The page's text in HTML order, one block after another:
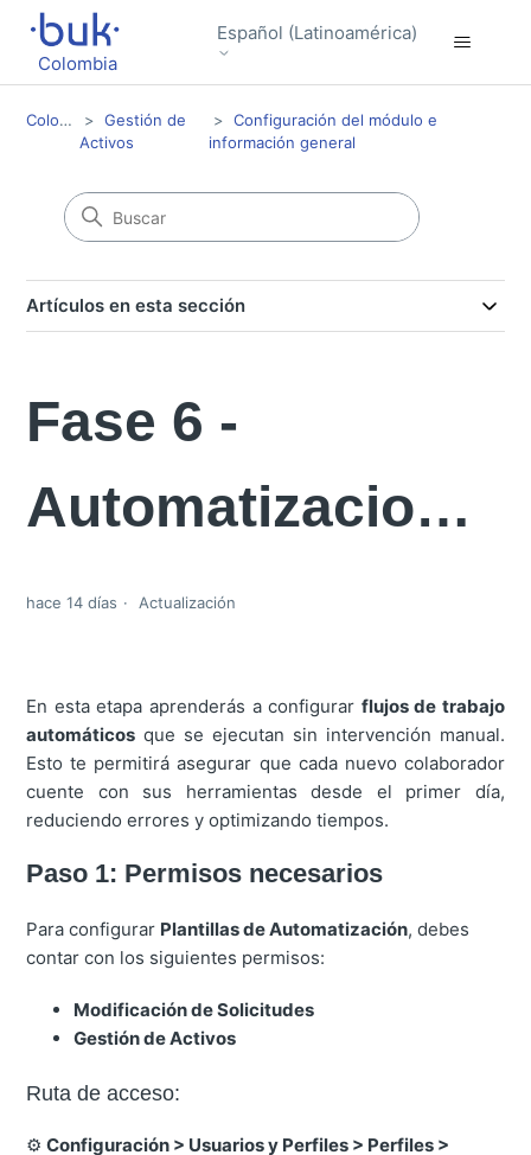
Colombia
Español (Latinoamérica)
Colombia
Gestión de
Activos
Configuración del módulo e
información general
Artículos en esta sección
Fase 6 -
Automatizaciones
hace 14 días Actualización
En esta etapa aprenderás a configurar flujos de trabajo
automáticos que se ejecutan sin intervención manual.
Esto te permitirá asegurar que cada nuevo colaborador
cuente con sus herramientas desde el primer día,
reduciendo errores y optimizando tiempos.
Paso 1: Permisos necesarios
Para configurar Plantillas de Automatización, debes
contar con los siguientes permisos:
Modificación de Solicitudes
Gestión de Activos
Ruta de acceso:
⚙️Configuración > Usuarios y Perfiles > Perfiles >